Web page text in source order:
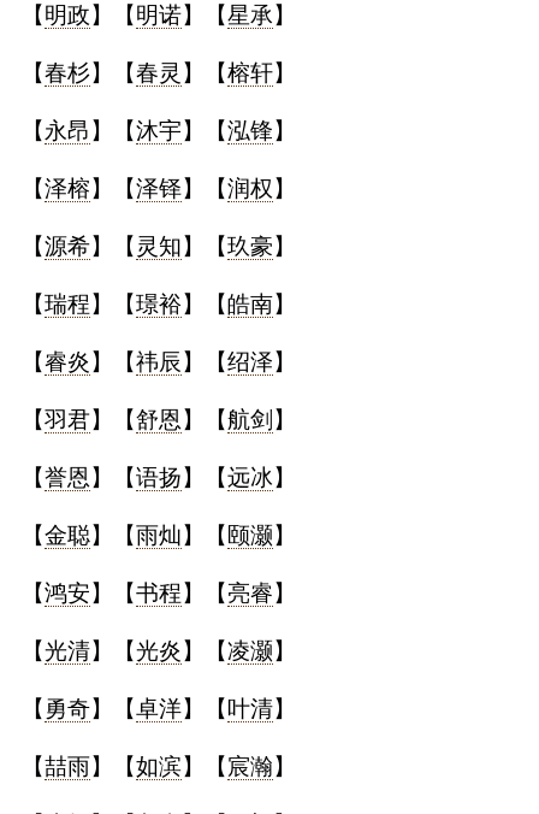
【明政】【明诺】【星承】
【春杉】【春灵 】【榕轩】
【永昂 】【沐宇】【泓锋】
【泽榕】【泽铎】【润权 】
【源希】【 灵知】【玖豪】
【瑞程】【璟裕】【皓南】
【睿炎】【祎辰 】【绍泽】
【羽君】【舒恩 】【航剑 】
【誉恩 】【语扬】【远冰】
【金聪】【雨灿】【 颐灏】
【鸿安】【书程】【亮睿】
【光清】【光炎】【凌灏】
【 勇奇】【卓洋】【 叶清】
【喆雨】【如滨】【宸瀚】